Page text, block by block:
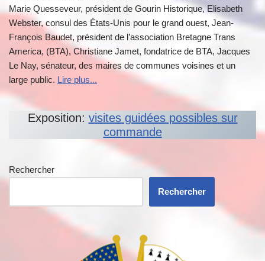
Marie Quesseveur, président de Gourin Historique, Elisabeth
Webster, consul des États-Unis pour le grand ouest, Jean-
François Baudet, président de l’association Bretagne Trans
America, (BTA), Christiane Jamet, fondatrice de BTA, Jacques
Le Nay, sénateur, des maires de communes voisines et un
large public. Lire plus...
Exposition: visites guidées possibles sur
commande
Rechercher
Rechercher